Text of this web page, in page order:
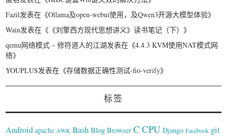
Fazil发表在《Ollama及open-webui使用，及Qwen3开源大模型体验》
Wain发表在《 《刘擎西方现代思想讲义》读书笔记（下）》
qemu网络模式 – 修符道人的江湖发表在《4.4.3 KVM使用NAT模式网
络》
YOUPLUS发表在《存储数据正确性测试-fio-verify》
标签
Android apache AWK Bash Blog Browser C CPU Django Facebook git